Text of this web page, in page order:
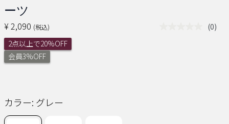
ーツ
¥ 2,090 (税込) 評
(0)
2点以上で20%OFF
会員3%OFF
カラー: グレー